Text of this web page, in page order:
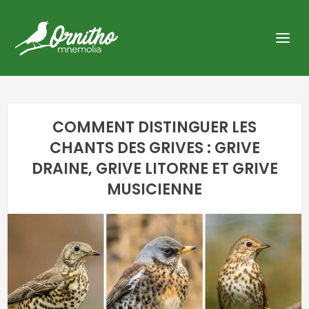
COMMENT DISTINGUER LES
CHANTS DES GRIVES : GRIVE
DRAINE, GRIVE LITORNE ET GRIVE
MUSICIENNE